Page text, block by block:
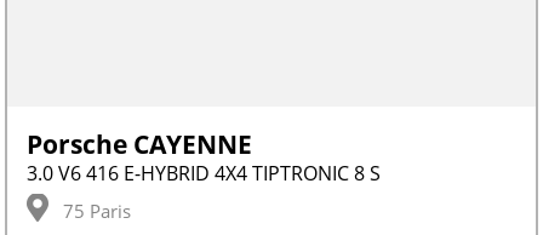
Porsche CAYENNE
3.0 V6 416 E-HYBRID 4X4 TIPTRONIC 8 S
75 Paris